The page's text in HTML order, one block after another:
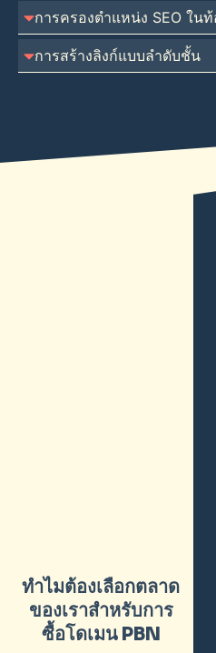
การครองตำแหน่ง SEO ใน
การสร้างลิงก์แบบลำดับชั้น
ทำไมต้องเลือกตลาด
ของเราสำหรับการ
ซื้อโดเมน PBN